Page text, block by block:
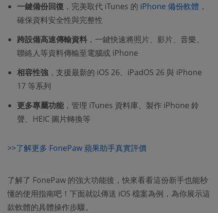
一鍵備份回復 ，完美取代 iTunes 的 iPhone 備份軟體 ，
確保資料安全性與完整性
跨設備高速傳輸資料 ，一鍵快速將照片、影片、音樂、
聯絡人等資料傳輸至電腦或 iPhone
相容性強 ，支援最新的 iOS 26、iPadOS 26 與 iPhone
17 等系列
更多專屬功能 ，管理 iTunes 資料庫、製作 iPhone 鈴
聲、HEIC 圖片轉換等
>>了解更多 FonePaw 蘋果助手真實評價
了解了 FonePaw 的強大功能後，快來看看這份新手也能秒
懂的使用指南吧！下面就以傳送 iOS 檔案為例，為你展示這
款軟體的具體操作步驟。